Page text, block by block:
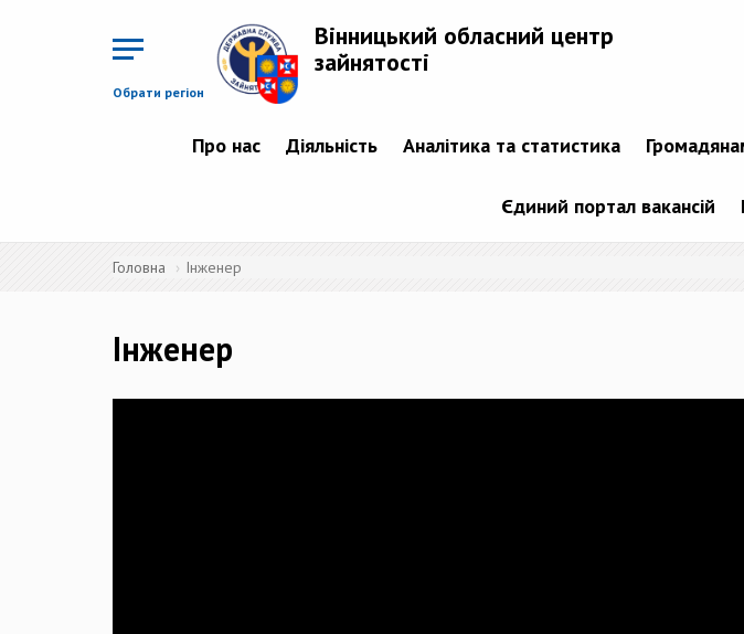
Обрати регіон
Вінницький обласний центр
зайнятості
Про нас Діяльність Аналітика та статистика
Єдиний портал вакансій
Головна Інженер
Інженер